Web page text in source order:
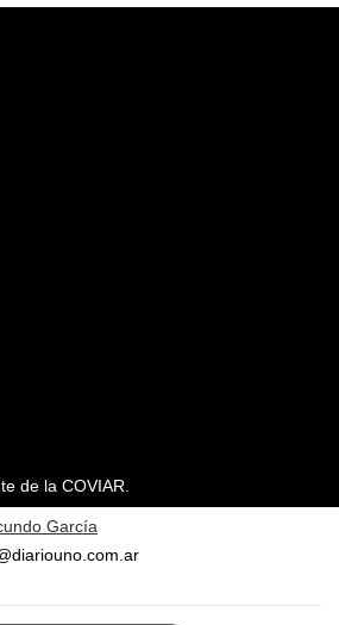
de la COVIAR.
García